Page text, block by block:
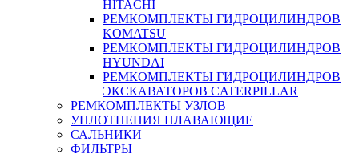
HITACHI
РЕМКОМПЛЕКТЫ ГИДРОЦИЛИНДРОВ
KOMATSU
РЕМКОМПЛЕКТЫ ГИДРОЦИЛИНДРОВ
HYUNDAI
РЕМКОМПЛЕКТЫ ГИДРОЦИЛИНДРОВ
ЭКСКАВАТОРОВ CATERPILLAR
РЕМКОМПЛЕКТЫ УЗЛОВ
УПЛОТНЕНИЯ ПЛАВАЮЩИЕ
САЛЬНИКИ
ФИЛЬТРЫ